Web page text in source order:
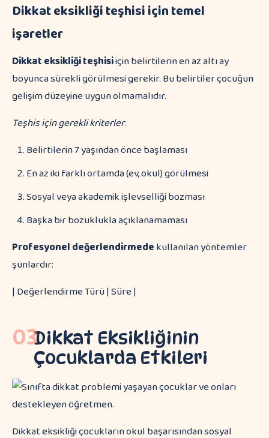
Dikkat eksikliği teşhisi için temel
işaretler
Dikkat eksikliği teşhisiiçin belirtilerin en az altı ay
boyunca sürekli görülmesi gerekir. Bu belirtiler çocuğun
gelişim düzeyine uygun olmamalıdır.
Teşhis için gerekli kriterler:
Belirtilerin 7 yaşından önce başlaması
En az iki farklı ortamda (ev, okul) görülmesi
Sosyal veya akademik işlevselliği bozması
Başka bir bozuklukla açıklanamaması
Profesyonel değerlendirmedekullanılan yöntemler
şunlardır:
| Değerlendirme Türü | Süre |
03Dikkat Eksikliğinin
Çocuklarda Etkileri
Dikkat eksikliği çocukların okul başarısından sosyal